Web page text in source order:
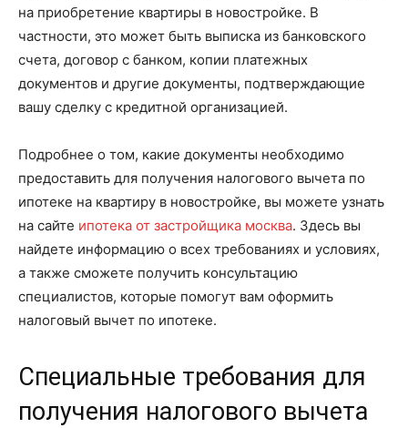
на приобретение квартиры в новостройке. В
частности, это может быть выписка из банковского
счета, договор с банком, копии платежных
документов и другие документы, подтверждающие
вашу сделку с кредитной организацией.
Подробнее о том, какие документы необходимо
предоставить для получения налогового вычета по
ипотеке на квартиру в новостройке, вы можете узнать
на сайте ипотека от застройщика москва. Здесь вы
найдете информацию о всех требованиях и условиях,
а также сможете получить консультацию
специалистов, которые помогут вам оформить
налоговый вычет по ипотеке.
Специальные требования для
получения налогового вычета